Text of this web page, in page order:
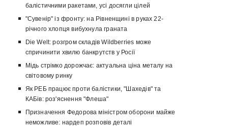
балістичними ракетами, усі досягли цілей
"Сувенір" із фронту: на Рівненщині в руках 22-
річного хлопця вибухнула граната
Die Welt: розгром складів Wildberries може
спричинити хвилю банкрутств у Росії
Мідь стрімко дорожчає: актуальна ціна металу на
світовому ринку
Як РЕБ працює проти балістики, "Шахедів" та
КАБів: роз'яснення "Флеша"
Призначення Федорова міністром оборони майже
неможливе: нардеп розповів деталі